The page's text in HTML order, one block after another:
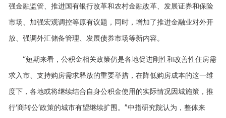
强金融监管、推进国有银行改革和农村金融改革、发展证券和保险
市场、加强宏观调控等原有议题，同时，增加了推进金融业对外开
放、强调外汇储备管理、发展债券市场等新内容。
“短期来看，公积金相关政策仍是各地促进刚性和改善性住房需
求入市、支持购房需求释放的重要举措，在降低购房成本的这一维
度下，各地或将继续结合自身公积金使用的实际情况因城施策，推
行‘商转公’政策的城市有望继续扩围。”中指研究院认为，整体来